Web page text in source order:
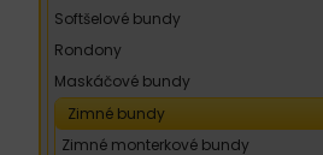
softšelové bundy
rondony
maskáčové bundy
zimné bundy
zimné monterkové bundy